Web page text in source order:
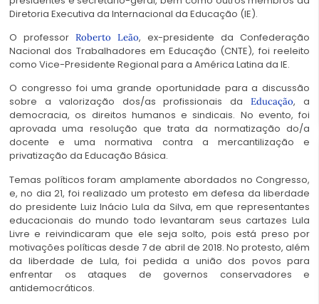
Diretoria Executiva da Internacional da Educação (IE).
O professor Roberto Leão, ex-presidente da Confederação
Nacional dos Trabalhadores em Educação (CNTE), foi reeleito
como Vice-Presidente Regional para a América Latina da IE.
O congresso foi uma grande oportunidade para a discussão
sobre a valorização dos/as profissionais daEducação, a
democracia, os direitos humanos e sindicais. No evento, foi
aprovada uma resolução que trata da normatização do/a
docente e uma normativa contra a mercantilização e
privatização da Educação Básica.
Temas políticos foram amplamente abordados no Congresso,
e, no dia 21, foi realizado um protesto em defesa da liberdade
do presidente Luiz Inácio Lula da Silva, em que representantes
educacionais do mundo todo levantaram seus cartazes Lula
Livre e reivindicaram que ele seja solto, pois está preso por
motivações políticas desde 7 de abril de 2018. No protesto, além
da liberdade de Lula, foi pedida a união dos povos para
enfrentar os ataques de governos conservadores e
antidemocráticos.